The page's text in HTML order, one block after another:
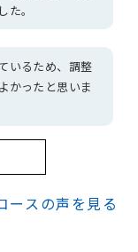
。
いるため、調整
かったと思いま
ースの声を見る